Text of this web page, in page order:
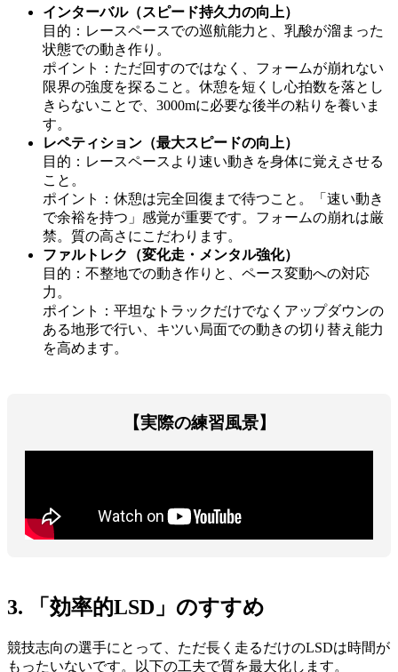
インターバル（スピード持久力の向上）
目的：レースペースでの巡航能力と、乳酸が溜まった
状態での動き作り。
ポイント：ただ回すのではなく、フォームが崩れない
限界の強度を探ること。休憩を短くし心拍数を落とし
きらないことで、3000mに必要な後半の粘りを養いま
す。
レペティション（最大スピードの向上）
目的：レースペースより速い動きを身体に覚えさせる
こと。
ポイント：休憩は完全回復まで待つこと。「速い動き
で余裕を持つ」感覚が重要です。フォームの崩れは厳
禁。質の高さにこだわります。
ファルトレク（変化走・メンタル強化）
目的：不整地での動き作りと、ペース変動への対応
力。
ポイント：平坦なトラックだけでなくアップダウンの
ある地形で行い、キツい局面での動きの切り替え能力
を高めます。
【実際の練習風景】
3. 「効率的LSD」のすすめ
競技志向の選手にとって、ただ長く走るだけのLSDは時間が
もったいないです。以下の工夫で質を最大化します。